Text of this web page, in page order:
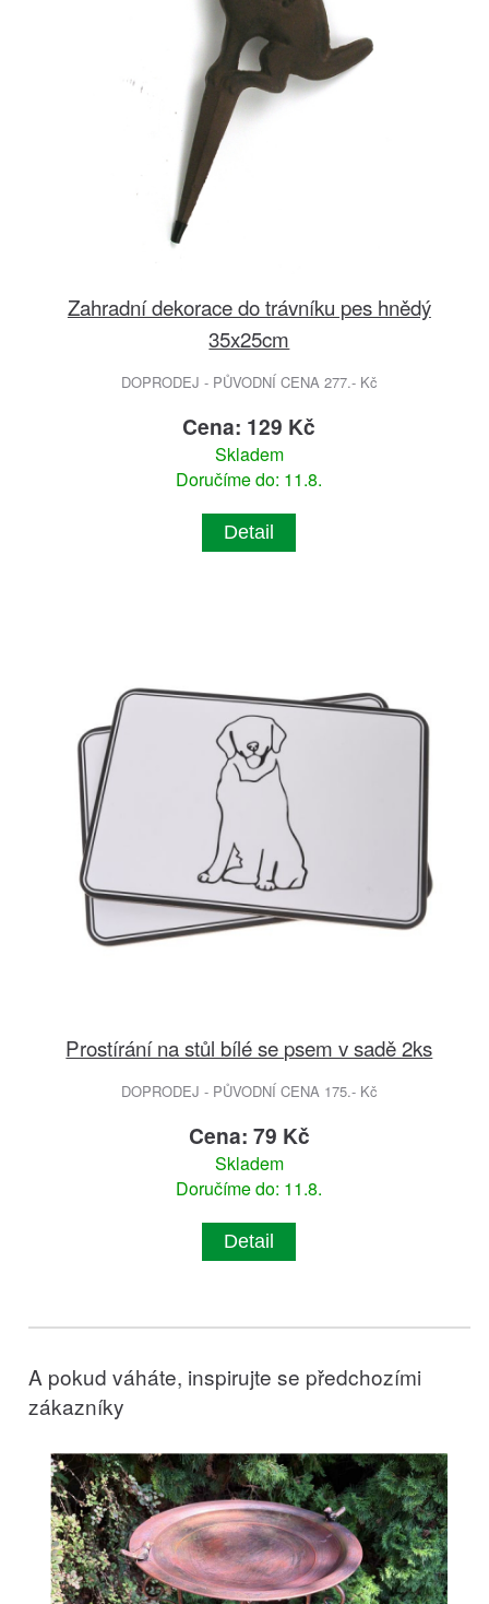
Zahradní dekorace do trávníku pes hnědý
35x25cm
DOPRODEJ - PŮVODNÍ CENA 277.- Kč
Cena: 129 Kč
Skladem
Doručíme do: 11.8.
Detail
Prostírání na stůl bílé se psem v sadě 2ks
DOPRODEJ - PŮVODNÍ CENA 175.- Kč
Cena: 79 Kč
Skladem
Doručíme do: 11.8.
Detail
A pokud váháte, inspirujte se předchozími
zákazníky